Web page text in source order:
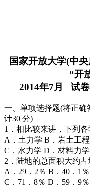
国家开放大学(中
“开
2014年7月 试
一、单项选择题(将正
计30 分)
1．相比较来讲，下列
A．土力学 B．岩土工程
C．水力学 D．材料力学
2．陆地的总面积大约占
A．29．2％ B．40．1％
C．71．8％ D．59．9％